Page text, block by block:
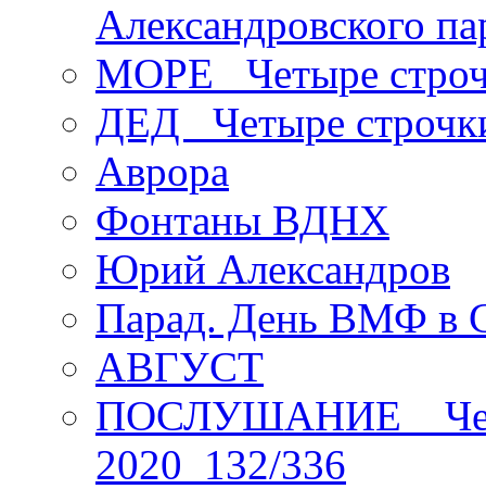
Александровского
МОРЕ _Четыре
ДЕД _Четыре
Аврора
Фонтаны ВДНХ
Юрий Александров
Парад. День ВМФ в
АВГУСТ
ПОСЛУШАНИЕ _
2020_132/336